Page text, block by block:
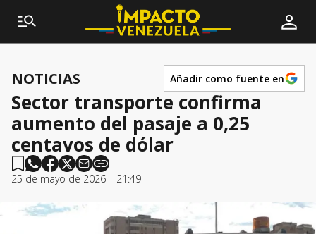
NOTICIAS Añadir como fuente en
Sector transporte confirma
aumento del pasaje a 0,25
centavos de dólar
25 de mayo de 2026 | 21:49